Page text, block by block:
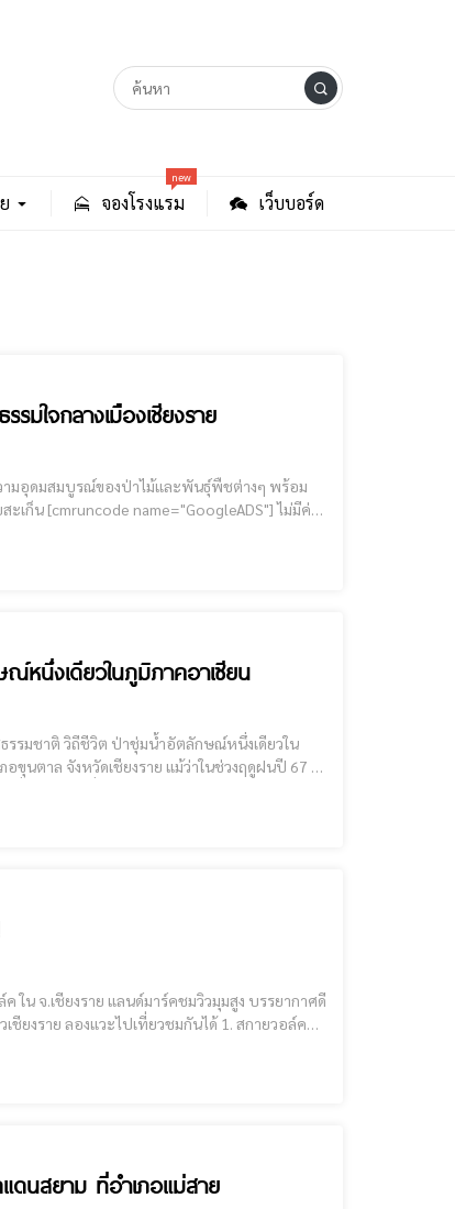
จองโรงแรม
new
เว็บบอร์ด
มใจกลางเมืองเชียงราย
มอุดมสมบูรณ์ของป่าไม้และพันธุ์พืชต่างๆ พร้อม
ไม่มีค่า
หนึ่งเดียวในภูมิภาคอาเซียน
องแวะไปเที่ยวชมกันได้ 1. สกายวอล์ค
ดนสยาม ที่อำเภอแม่สาย